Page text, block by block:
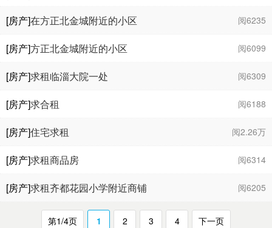
阅6235
[房产]在方正北金城附近的小区
阅6099
[房产]方正北金城附近的小区
阅6309
[房产]求租临淄大院一处
阅6188
[房产]求合租
阅2.26万
[房产]住宅求租
阅6314
[房产]求租商品房
阅6205
[房产]求租齐都花园小学附近商铺
第1/4页 1 2 3 4 下一页